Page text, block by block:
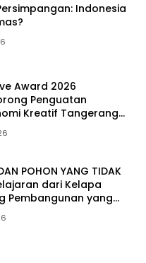
Indonesia
Award 2026
Penguatan
Kreatif Tangerang
POHON YANG TIDAK
dari Kelapa
Pembangunan yang